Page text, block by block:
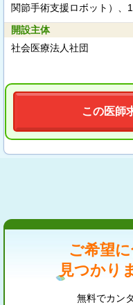
関節手術支援ロボット）、
開設主体
社会医療法人社団
この医師
ご希望
見つかり
無料でカン